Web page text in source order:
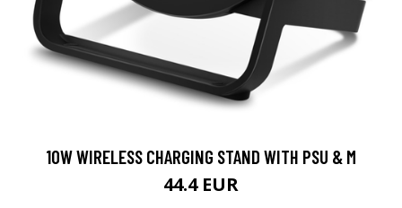
10W WIRELESS CHARGING STAND WITH PSU & M
44.4 EUR